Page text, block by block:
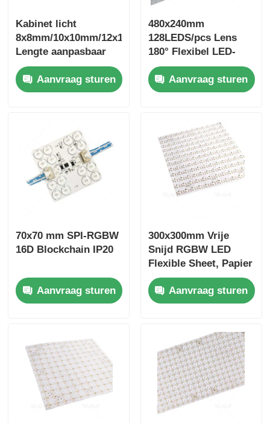
Kabinet licht
8x8mm/10x10mm/12x12mm
Lengte aanpasbaar
Aanvraag sturen
480x240mm
128LEDS/pcs Lens
180° Flexibel LED-
plaat
2700K/3000K/4000K/
Aanvraag sturen
70x70 mm SPI-RGBW
16D Blockchain IP20
Aanvraag sturen
300x300mm Vrije
Snijd RGBW LED
Flexible Sheet, Papier
Dunne Led Light
SheetsAanvraag sturen